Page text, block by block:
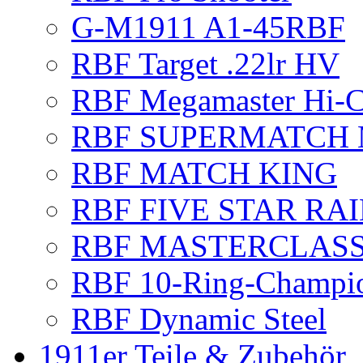
mit Schutz-Hülse , , Schlitten komplett Schwarz Plasma-Beschichtet...
mehr erfahren...
RBF Match Grip
Falcon Ergo, Kimber, Pachmayr, ... Bei uns finden Sie 1911er
verschiedenen Ausführungen. ...
mehr erfahren...
RBF MegaMaster Hi-Cap
Modell RBF Megamaster Hi-Cap 6" Longslide Kaliber .45 ACP
RBF-Hi-Cap, vorne mit Checkering, mit Rail, Magazin- Trichter
mehr erfahren...
RBF Pro Match
Momentan nur noch ein Stück lieferbar - Ausführung Schwarz-
9mmLuger oder .45ACP Lauf 6" Konus-Match Lauf/ Bull Barrel
G-M1911 A1-45RBF
RBF Target .22lr HV
RBF Megamaster Hi-
RBF
RBF MATCH KING
RBF FIVE STAR
RBF
RBF 10-Ring-
RBF Dynamic Steel
1911er Teile & Zubehör